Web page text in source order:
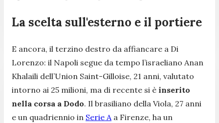
La scelta sull'esterno e il portiere
E ancora, il terzino destro da affiancare a Di
Lorenzo: il Napoli segue da tempo l’israeliano Anan
Khalaili dell’Union Saint-Gilloise, 21 anni, valutato
intorno ai 25 milioni, ma di recente si è inserito
nella corsa a Dodo. Il brasiliano della Viola, 27 anni
e un quadriennio in Serie Aa Firenze, ha un